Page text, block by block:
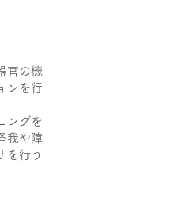
官の機
ンを行
ングを
我や障
を行う